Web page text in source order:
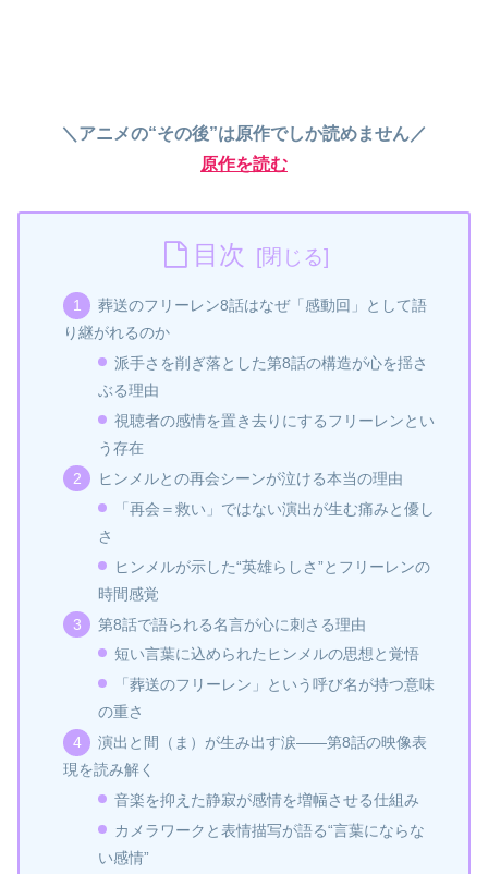
＼アニメの“その後”は原作でしか読めません／
原作を読む
目次
葬送のフリーレン8話はなぜ「感動回」として語
り継がれるのか
派手さを削ぎ落とした第8話の構造が心を揺さ
ぶる理由
視聴者の感情を置き去りにするフリーレンとい
う存在
ヒンメルとの再会シーンが泣ける本当の理由
「再会＝救い」ではない演出が生む痛みと優し
さ
ヒンメルが示した“英雄らしさ”とフリーレンの
時間感覚
第8話で語られる名言が心に刺さる理由
短い言葉に込められたヒンメルの思想と覚悟
「葬送のフリーレン」という呼び名が持つ意味
の重さ
演出と間（ま）が生み出す涙――第8話の映像表
現を読み解く
音楽を抑えた静寂が感情を増幅させる仕組み
カメラワークと表情描写が語る“言葉にならな
い感情”